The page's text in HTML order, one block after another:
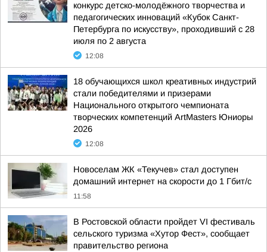
конкурс детско-молодёжного творчества и
педагогических инноваций «Кубок Санкт-
Петербурга по искусству», проходивший с 28
июля по 2 августа
12:08
18 обучающихся школ креативных индустрий
стали победителями и призерами
Национального открытого чемпионата
творческих компетенций ArtMasters Юниоры
2026
12:08
Новоселам ЖК «Текучев» стал доступен
домашний интернет на скорости до 1 Гбит/с
11:58
В Ростовской области пройдет VI фестиваль
сельского туризма «Хутор Фест», сообщает
правительство региона